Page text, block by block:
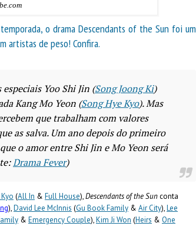
o drama Descendants of the Sun foi um
artistas de peso! Confira.
Yoo Shi Jin (Song Joong Ki)
Kang Mo Yeon (Song Hye Kyo). Mas
que trabalham com valores
as salva. Um ano depois do primeiro
o amor entre Shi Jin e Mo Yeon será
Drama Fever)
(All In & Full House),Descendants of the Sunconta
),David Lee McInnis (Gu Book Family & Air City),Lee
& Emergency Couple),Kim Ji Won (Heirs & One